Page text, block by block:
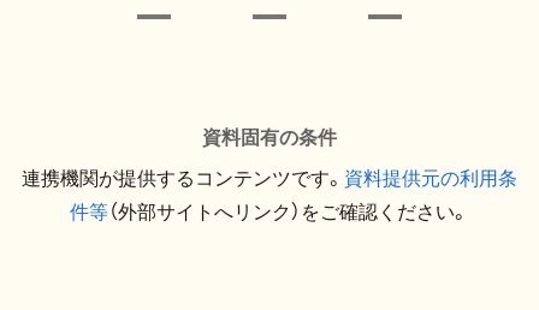
資料固有の条件
連携機関が提供するコンテンツです。 資料提供元の利用条
件等（外部サイトへリンク）をご確認ください。